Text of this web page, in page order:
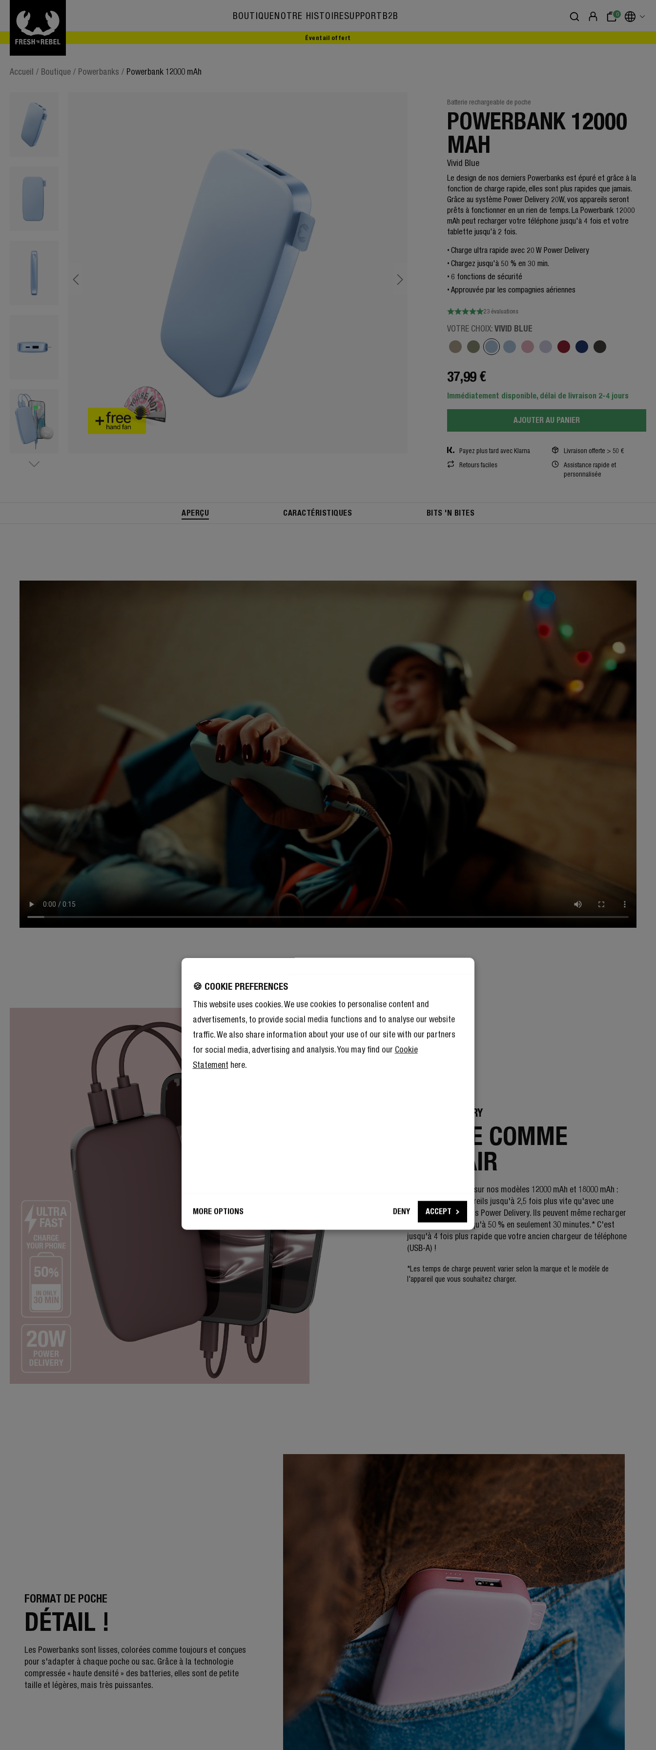
🍪 COOKIE PREFERENCES
This website uses cookies. We use cookies to personalise content and
advertisements, to provide social media functions and to analyse our website
traffic. We also share information about your use of our site with our partners
for social media, advertising and analysis. You may find our Cookie
Statement here.
MORE OPTIONS DENY ACCEPT
0
BOUTIQUENOTRE HISTOIRE
Notre histoire
SUPPORTB2B
Éventail offert
Accueil / Boutique / Powerbanks / Powerbank 12000 mAh
Batterie rechargeable de poche
POWERBANK 12000
MAH
Vivid Blue
Le design de nos derniers Powerbanks est épuré et grâce à la
fonction de charge rapide, elles sont plus rapides que jamais.
Grâce au système Power Delivery 20W, vos appareils seront
prêts à fonctionner en un rien de temps. La Powerbank 12000
mAh peut recharger votre téléphone jusqu'à 4 fois et votre
tablette jusqu'à 2 fois.
Charge ultra rapide avec 20 W Power Delivery
Chargez jusqu'à 50 % en 30 min.
6 fonctions de sécurité
Approuvée par les compagnies aériennes
23 évaluations
VOTRE CHOIX: VIVID BLUE
37,99 €
Immédiatement disponible, délai de livraison 2-4 jours
AJOUTER AU PANIER
Payez plus tard avec Klarna
Livraison offerte > 50 €
Retours faciles
Assistance rapide et
personnalisée
APERÇU CARACTÉRISTIQUES BITS 'N BITES
POWER DELIVERY
RAPIDE COMME
L'ÉCLAIR
20W Power Delivery sur nos modèles 12000 mAh et 18000 mAh :
rechargez vos appareils jusqu'à 2,5 fois plus vite qu'avec une
batterie externe sans Power Delivery. Ils peuvent même recharger
votre téléphone jusqu'à 50 % en seulement 30 minutes.* C'est
jusqu'à 4 fois plus rapide que votre ancien chargeur de téléphone
(USB-A) !
*Les temps de charge peuvent varier selon la marque et le modèle de
l'appareil que vous souhaitez charger.
FORMAT DE POCHE
DÉTAIL !
Les Powerbanks sont lisses, colorées comme toujours et conçues
pour s'adapter à chaque poche ou sac. Grâce à la technologie
compressée « haute densité » des batteries, elles sont de petite
taille et légères, mais très puissantes.